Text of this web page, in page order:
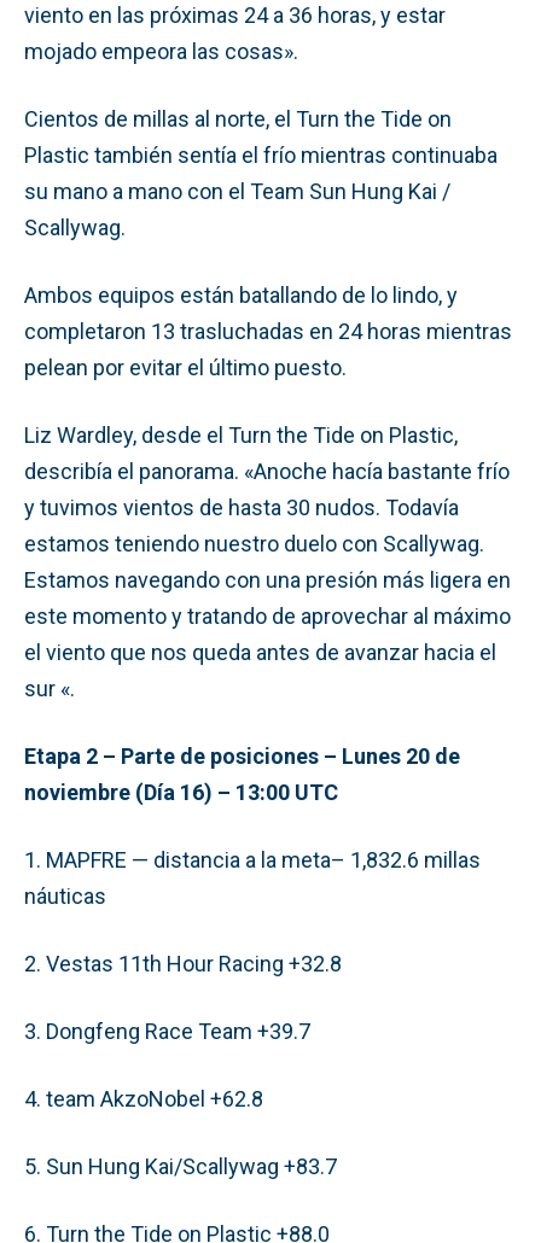
viento en las próximas 24 a 36 horas, y estar
mojado empeora las cosas».
Cientos de millas al norte, el Turn the Tide on
Plastic también sentía el frío mientras continuaba
su mano a mano con el Team Sun Hung Kai /
Scallywag.
Ambos equipos están batallando de lo lindo, y
completaron 13 trasluchadas en 24 horas mientras
pelean por evitar el último puesto.
Liz Wardley, desde el Turn the Tide on Plastic,
describía el panorama. «Anoche hacía bastante frío
y tuvimos vientos de hasta 30 nudos. Todavía
estamos teniendo nuestro duelo con Scallywag.
Estamos navegando con una presión más ligera en
este momento y tratando de aprovechar al máximo
el viento que nos queda antes de avanzar hacia el
sur «.
Etapa 2 – Parte de posiciones – Lunes 20 de
noviembre (Día 16) – 13:00 UTC
1. MAPFRE — distancia a la meta– 1,832.6 millas
náuticas
2. Vestas 11th Hour Racing +32.8
3. Dongfeng Race Team +39.7
4. team AkzoNobel +62.8
5. Sun Hung Kai/Scallywag +83.7
6. Turn the Tide on Plastic +88.0